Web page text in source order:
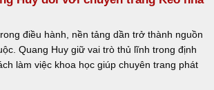
điều hành, nền tảng dần trở thành nguồn
Quang Huy giữ vai trò thủ lĩnh trong định
làm việc khoa học giúp chuyên trang phát